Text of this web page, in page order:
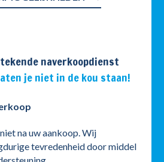
naverkoopdienst
je niet in de kou staan!
na uw aankoop. Wij
tevredenheid door middel